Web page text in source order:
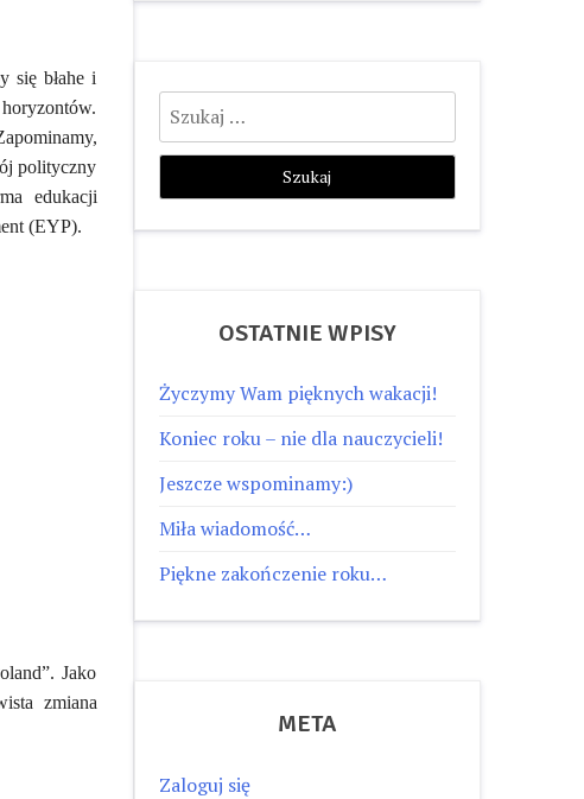
się błahe i
polityczny
edukacji
(EYP).
Jako
zmiana
Szukaj:
OSTATNIE WPISY
Życzymy Wam pięknych wakacji!
Koniec roku – nie dla nauczycieli!
Jeszcze wspominamy:)
Miła wiadomość…
Piękne zakończenie roku…
META
Zaloguj się